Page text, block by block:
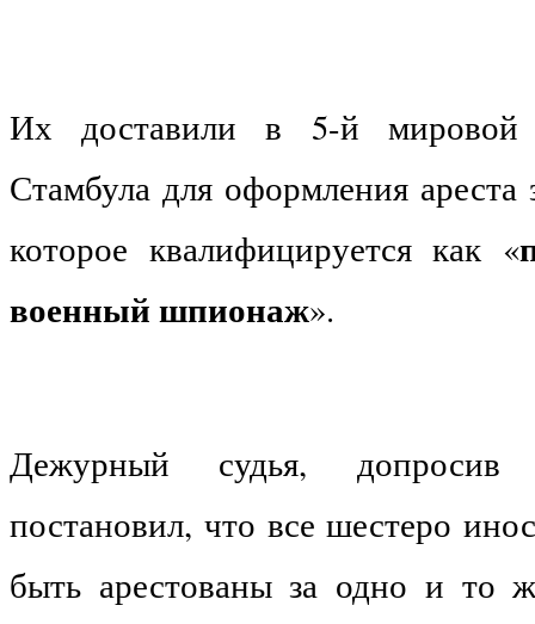
Их доставили в 5-й мировой
Стамбула для оформления ареста
которое квалифицируется как «
военный шпионаж».
Дежурный судья, допросив
постановил, что все шестеро
быть арестованы за одно и то